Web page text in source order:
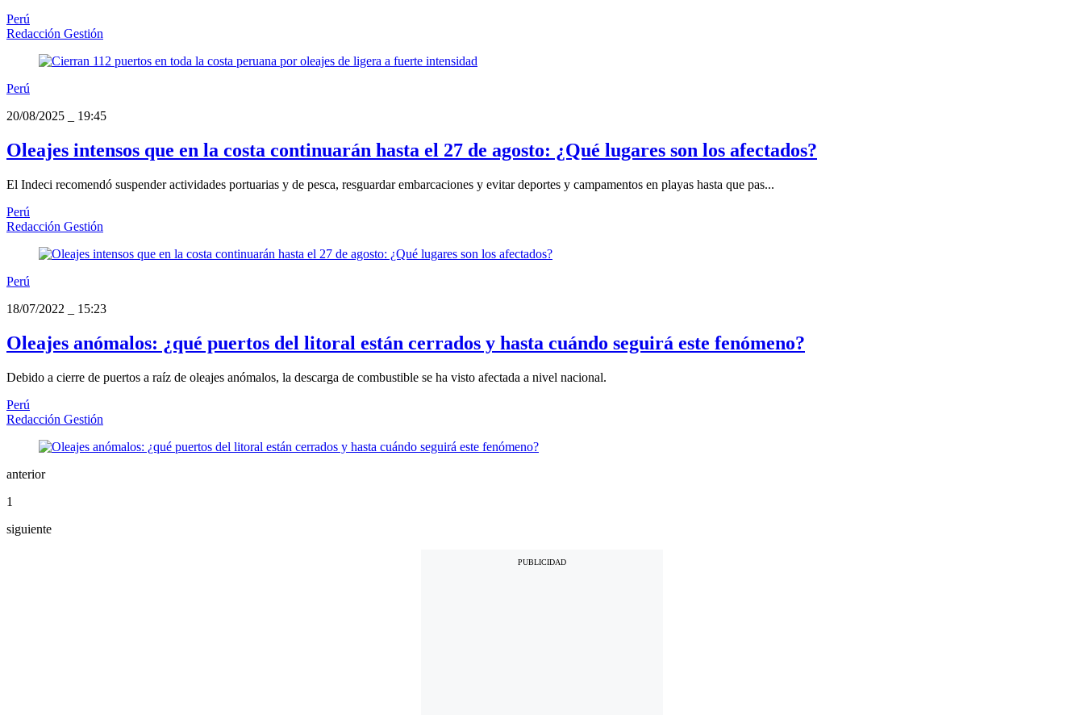
Perú
Redacción Gestión
Perú
20/08/2025
19:45
Oleajes intensos que en la costa continuarán hasta el 27 de agosto: ¿Qué lugares son los afectados?
El Indeci recomendó suspender actividades portuarias y de pesca, resguardar embarcaciones y evitar deportes y campamentos en playas hasta que pas...
Perú
Redacción Gestión
Perú
18/07/2022
15:23
Oleajes anómalos: ¿qué puertos del litoral están cerrados y hasta cuándo seguirá este fenómeno?
Debido a cierre de puertos a raíz de oleajes anómalos, la descarga de combustible se ha visto afectada a nivel nacional.
Perú
Redacción Gestión
anterior
1
siguiente